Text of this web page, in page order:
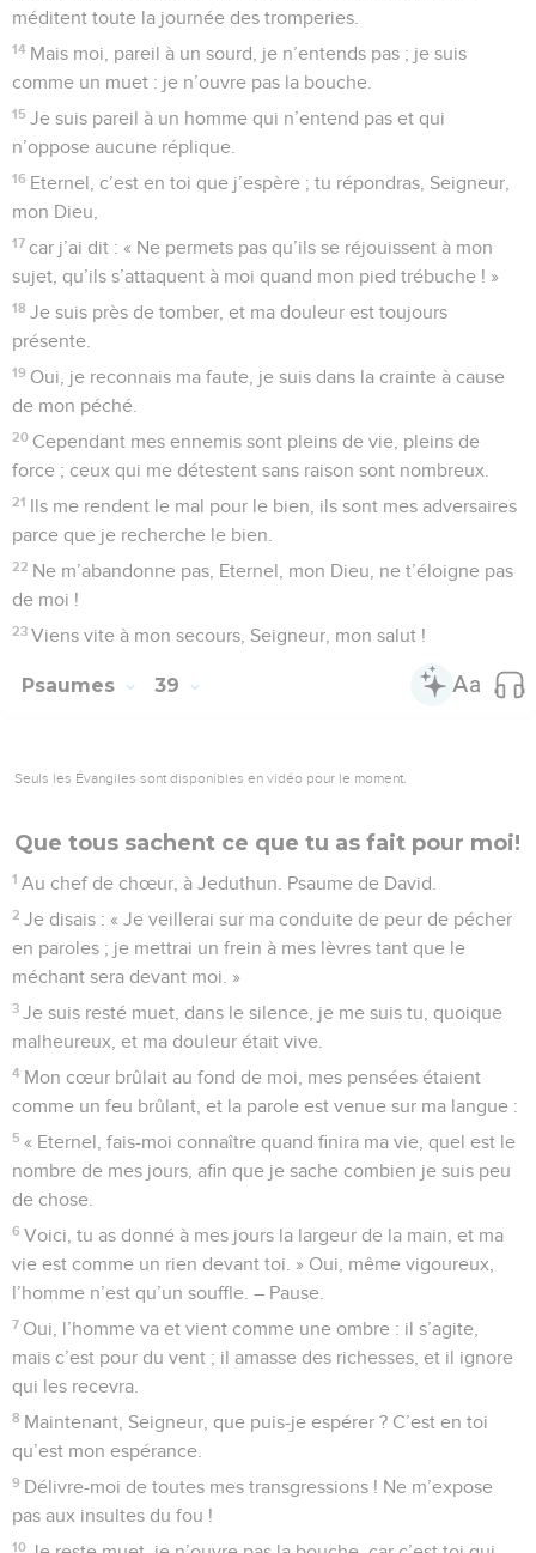
méditent toute la journée des tromperies.
14 Mais moi, pareil à un sourd, je n’entends pas ; je suis
comme un muet : je n’ouvre pas la bouche.
15 Je suis pareil à un homme qui n’entend pas et qui
n’oppose aucune réplique.
16 Eternel, c’est en toi que j’espère ; tu répondras, Seigneur,
mon Dieu,
17 car j’ai dit : « Ne permets pas qu’ils se réjouissent à mon
sujet, qu’ils s’attaquent à moi quand mon pied trébuche ! »
18 Je suis près de tomber, et ma douleur est toujours
présente.
19 Oui, je reconnais ma faute, je suis dans la crainte à cause
de mon péché.
20 Cependant mes ennemis sont pleins de vie, pleins de
force ; ceux qui me détestent sans raison sont nombreux.
21 Ils me rendent le mal pour le bien, ils sont mes adversaires
parce que je recherche le bien.
22 Ne m’abandonne pas, Eternel, mon Dieu, ne t’éloigne pas
de moi !
23 Viens vite à mon secours, Seigneur, mon salut !
Psaumes 39
Seuls les Évangiles sont disponibles en vidéo pour le moment.
Que tous sachent ce que tu as fait pour moi!
1 Au chef de chœur, à Jeduthun. Psaume de David.
2 Je disais : « Je veillerai sur ma conduite de peur de pécher
en paroles ; je mettrai un frein à mes lèvres tant que le
méchant sera devant moi. »
3 Je suis resté muet, dans le silence, je me suis tu, quoique
malheureux, et ma douleur était vive.
4 Mon cœur brûlait au fond de moi, mes pensées étaient
comme un feu brûlant, et la parole est venue sur ma langue :
5 « Eternel, fais-moi connaître quand finira ma vie, quel est le
nombre de mes jours, afin que je sache combien je suis peu
de chose.
6 Voici, tu as donné à mes jours la largeur de la main, et ma
vie est comme un rien devant toi. » Oui, même vigoureux,
l’homme n’est qu’un souffle. – Pause.
7 Oui, l’homme va et vient comme une ombre : il s’agite,
mais c’est pour du vent ; il amasse des richesses, et il ignore
qui les recevra.
8 Maintenant, Seigneur, que puis-je espérer ? C’est en toi
qu’est mon espérance.
9 Délivre-moi de toutes mes transgressions ! Ne m’expose
pas aux insultes du fou !
10